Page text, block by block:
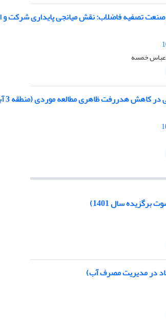
عباس خمسه
هدررفت ظاهری مطالعه موردی (منطقه 3 آبفای اصفهان)
سال 1401)
در مدیریت مصرف آب)